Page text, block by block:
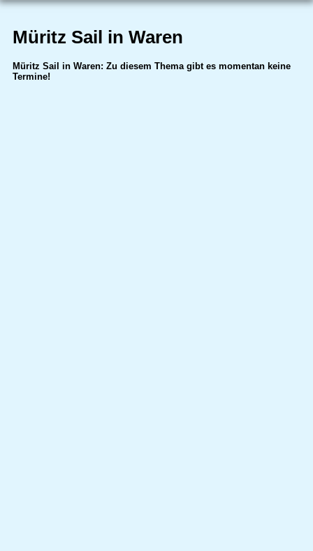
Müritz Sail in Waren
Müritz Sail in Waren: Zu diesem Thema gibt es momentan keine
Termine!